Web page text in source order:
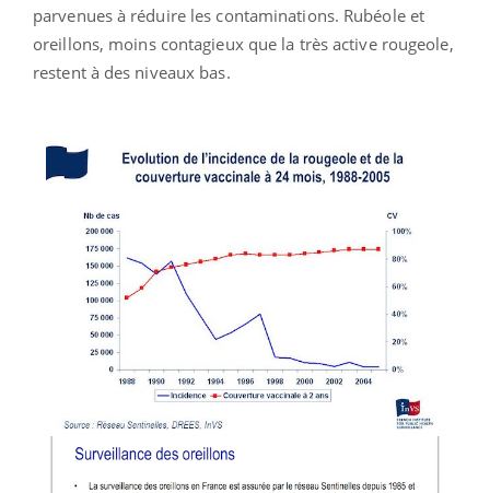
parvenues à réduire les contaminations. Rubéole et
oreillons, moins contagieux que la très active rougeole,
restent à des niveaux bas.